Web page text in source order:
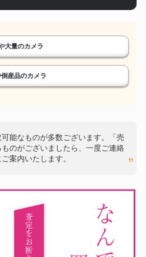
大量のカメラ
産品のカメラ
能なものが多数ございます。「売
のがございましたら、一度ご連絡
案内いたします。